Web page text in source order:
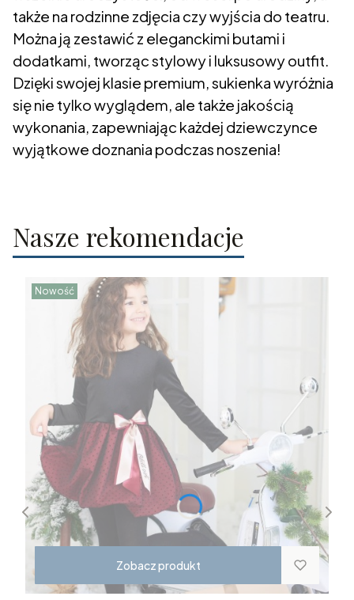
także na rodzinne zdjęcia czy wyjścia do teatru.
Można ją zestawić z eleganckimi butami i
dodatkami, tworząc stylowy i luksusowy outfit.
Dzięki swojej klasie premium, sukienka wyróżnia
się nie tylko wyglądem, ale także jakością
wykonania, zapewniając każdej dziewczynce
wyjątkowe doznania podczas noszenia!
Nasze rekomendacje
Nowość
Zobacz produkt